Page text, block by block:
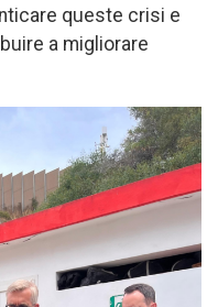
queste crisi e
a migliorare